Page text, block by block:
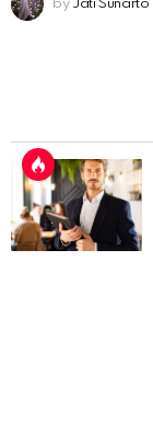
by Jati Sunarto